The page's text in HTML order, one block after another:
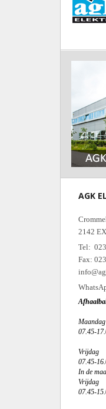
AGK
2142
Tel:
Fax:
07.45-
Vrijdag
07.45-
In de
Vrijdag
07.45-